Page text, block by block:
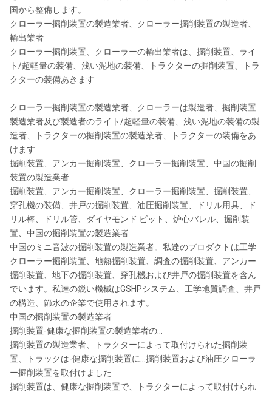
国から整備します。
クローラー掘削装置の製造業者、クローラー掘削装置の製造者、
輸出業者
クローラー掘削装置、クローラーの輸出業者は、掘削装置、ライ
ト/超軽量の装備、浅い泥地の装備、トラクターの掘削装置、トラ
クターの装備あきます
クローラー掘削装置の製造業者、クローラーは製造者、掘削装置
製造業者及び製造者のライト/超軽量の装備、浅い泥地の装備の製
造者、トラクターの掘削装置の製造業者、トラクターの装備をあ
けます
掘削装置、アンカー掘削装置、クローラー掘削装置、中国の掘削
装置の製造業者
掘削装置、アンカー掘削装置、クローラー掘削装置、掘削装置、
穿孔機の装備、井戸の掘削装置、油圧掘削装置、ドリル用具、ド
リル棒、ドリル管、ダイヤモンド ビット、炉心バレル、掘削装
置、中国の掘削装置の製造業者
中国のミニ音波の掘削装置の製造業者。私達のプロダクトは工学
クローラー掘削装置、地熱掘削装置、調査の掘削装置、アンカー
掘削装置、地下の掘削装置、穿孔機および井戸の掘削装置を含ん
でいます。私達の鋭い機械はGSHPシステム、工学地質調査、井戸
の構造、節水の企業で使用されます。
中国の掘削装置の製造業者
掘削装置-健康な掘削装置の製造業者の…
掘削装置の製造業者、トラクターによって取付けられた掘削装
置、トラックは-健康な掘削装置に…掘削装置および油圧クローラ
ー掘削装置を取付けました
掘削装置は、健康な掘削装置で、トラクターによって取付けられ